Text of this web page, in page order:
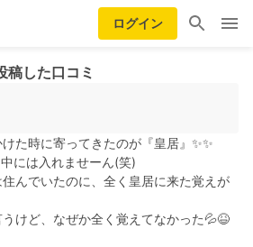
ログイン
稿した口コミ
た時に寄ってきたのが『皇居』✨✨
には入れませーん(笑)
んでいたのに、全く皇居に来た覚えが
けど、なぜか全く覚えてなかった💦😆